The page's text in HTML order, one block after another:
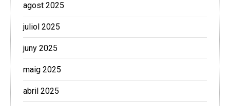
agost 2025
juliol 2025
juny 2025
maig 2025
abril 2025